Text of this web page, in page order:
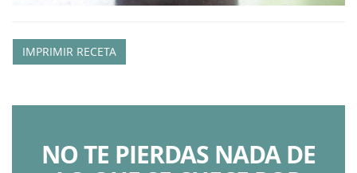
IMPRIMIR RECETA
NO TE PIERDAS NADA DE